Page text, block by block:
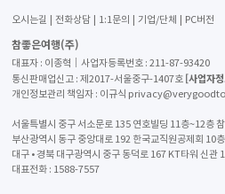
오시는길 전화상담 1:1문의 기업/단체 PC버전
참좋은여행(주)
대표자 : 이종혁│사업자등록번호 : 211-87-93420
통신판매업신고 : 제2017-서울중구-1407호 [사업자
개인정보관리 책임자 : 이규식
서울특별시 중구 서소문로 135 연호빌딩 11층~12층
부산광역시 동구 중앙대로 192 한국교직원공제회 10층
대구 • 경북 대구광역시 중구 동덕로 167 KT타워 신관
대표전화 : 1588-7557